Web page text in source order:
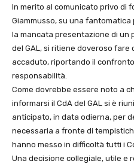
In merito al comunicato privo di
Giammusso, su una
la mancata presentazione di un
del GAL, si ritiene doveroso
accaduto, riportando il
responsabilità.
Come dovrebbe essere noto a
informarsi il CdA del GAL si è
anticipato, in data odierna, per
necessaria a fronte di
hanno messo in difficoltà tutti i
Una decisione collegiale, utile e